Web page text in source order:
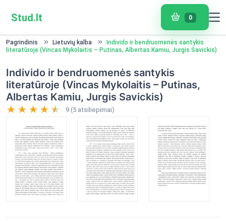
Stud.lt 0
Pagrindinis Lietuvių kalba
Individo ir bendruomenės santykis
literatūroje (Vincas Mykolaitis – Putinas, Albertas Kamiu, Jurgis Savickis)
Individo ir bendruomenės santykis
literatūroje (Vincas Mykolaitis – Putinas,
Albertas Kamiu, Jurgis Savickis)
9 (5 atsiliepimai)